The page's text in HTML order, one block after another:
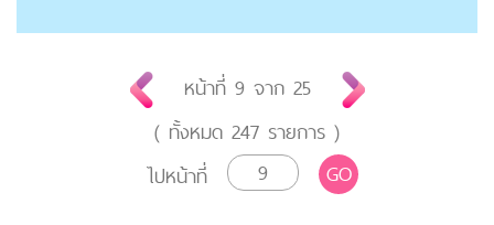
หน้าที่ 9 จาก 25
( ทั้งหมด 247 รายการ )
ไปหน้าที่
GO